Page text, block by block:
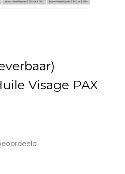
Visage PAX